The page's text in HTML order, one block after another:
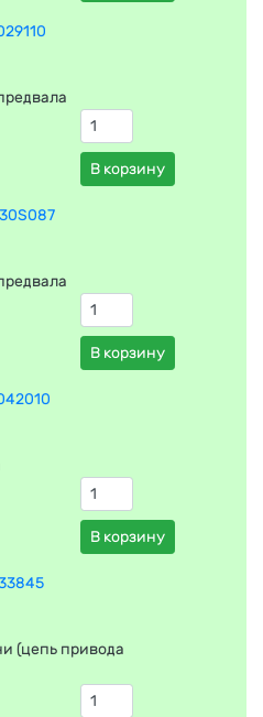
В корзину
В корзину
В корзину
(цепь привода